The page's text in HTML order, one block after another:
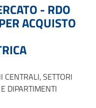
- RDO
ACQUISTO
CENTRALI, SETTORI
DIPARTIMENTI